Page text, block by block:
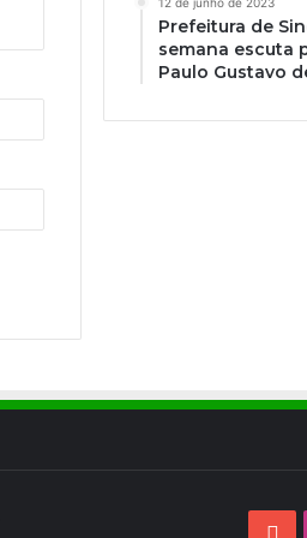
Prefeitura de
semana escuta
Paulo Gustavo